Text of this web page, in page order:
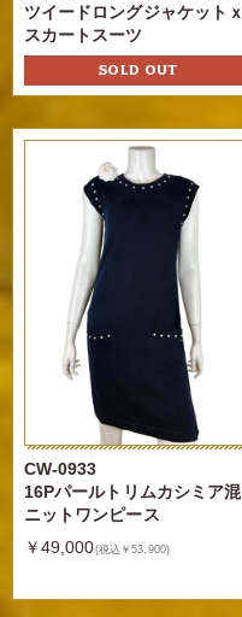
ツイードロングジャケットｘ
スカートスーツ
SOLD OUT
CW-0933
16Pパールトリムカシミア混
ニットワンピース
￥49,000(税込￥53,900)